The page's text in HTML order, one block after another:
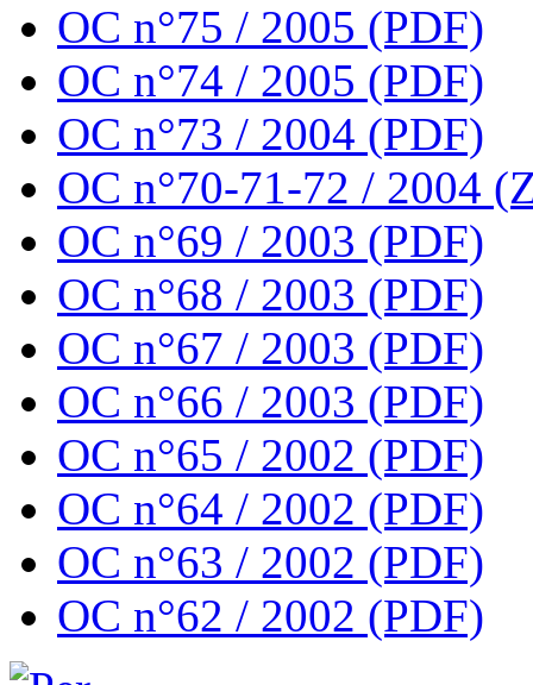
OC n°75 / 2005 (PDF)
OC n°74 / 2005 (PDF)
OC n°73 / 2004 (PDF)
OC n°70-71-72 / 2004
OC n°69 / 2003 (PDF)
OC n°68 / 2003 (PDF)
OC n°67 / 2003 (PDF)
OC n°66 / 2003 (PDF)
OC n°65 / 2002 (PDF)
OC n°64 / 2002 (PDF)
OC n°63 / 2002 (PDF)
OC n°62 / 2002 (PDF)